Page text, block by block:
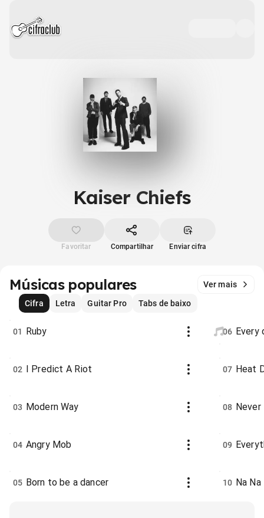
Kaiser Chiefs
Favoritar Compartilhar Enviar cifra
Músicas populares
Ver mais
Cifra
Letra Guitar Pro Tabs de baixo
01 Ruby
02 I Predict A Riot
03 Modern Way
04 Angry Mob
05 Born to be a dancer
06 Every
07 Heat
08 Never
09
10 Na Na